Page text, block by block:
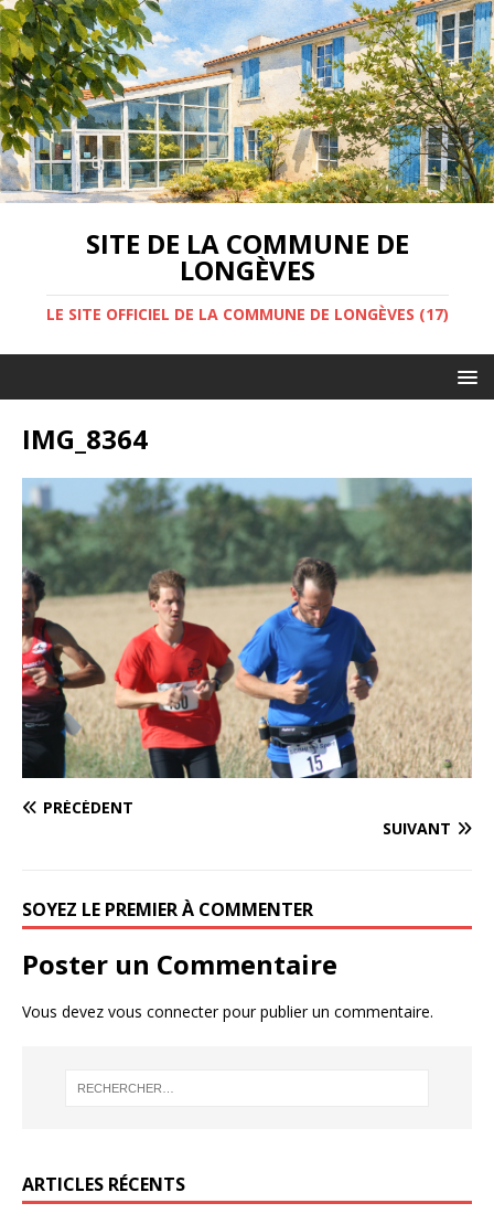
SITE DE LA COMMUNE DE
LONGÈVES
LE SITE OFFICIEL DE LA COMMUNE DE LONGÈVES (17)
IMG_8364
PRÉCÉDENT
SUIVANT
SOYEZ LE PREMIER À COMMENTER
Poster un Commentaire
Vous devez vous connecterpour publier un commentaire.
ARTICLES RÉCENTS